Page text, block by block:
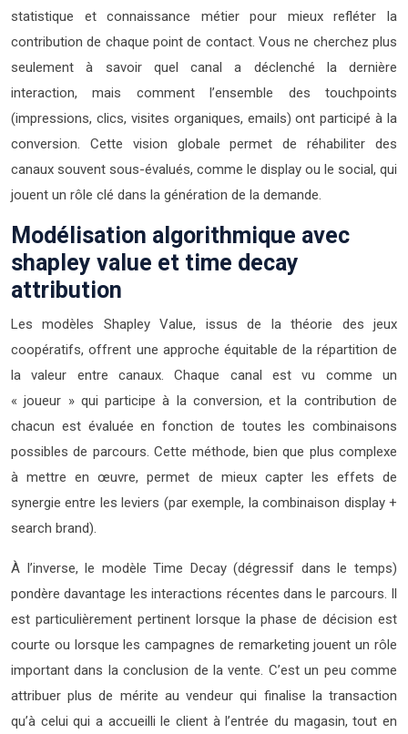
statistique et connaissance métier pour mieux refléter la
contribution de chaque point de contact. Vous ne cherchez plus
seulement à savoir quel canal a déclenché la dernière
interaction, mais comment l’ensemble des touchpoints
(impressions, clics, visites organiques, emails) ont participé à la
conversion. Cette vision globale permet de réhabiliter des
canaux souvent sous-évalués, comme le display ou le social, qui
jouent un rôle clé dans la génération de la demande.
Modélisation algorithmique avec
shapley value et time decay
attribution
Les modèles Shapley Value, issus de la théorie des jeux
coopératifs, offrent une approche équitable de la répartition de
la valeur entre canaux. Chaque canal est vu comme un
« joueur » qui participe à la conversion, et la contribution de
chacun est évaluée en fonction de toutes les combinaisons
possibles de parcours. Cette méthode, bien que plus complexe
à mettre en œuvre, permet de mieux capter les effets de
synergie entre les leviers (par exemple, la combinaison display +
search brand).
À l’inverse, le modèle Time Decay (dégressif dans le temps)
pondère davantage les interactions récentes dans le parcours. Il
est particulièrement pertinent lorsque la phase de décision est
courte ou lorsque les campagnes de remarketing jouent un rôle
important dans la conclusion de la vente. C’est un peu comme
attribuer plus de mérite au vendeur qui finalise la transaction
qu’à celui qui a accueilli le client à l’entrée du magasin, tout en